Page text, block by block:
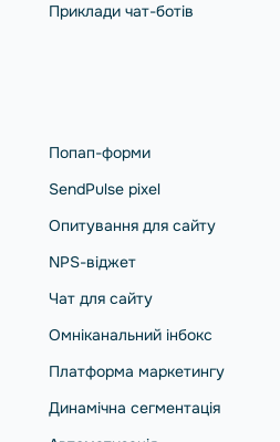
Приклади чат-ботів
Попап-форми
SendPulse pixel
Опитування для сайту
NPS-віджет
Чат для сайту
Омніканальний інбокс
Платформа маркетингу
Динамічна сегментація